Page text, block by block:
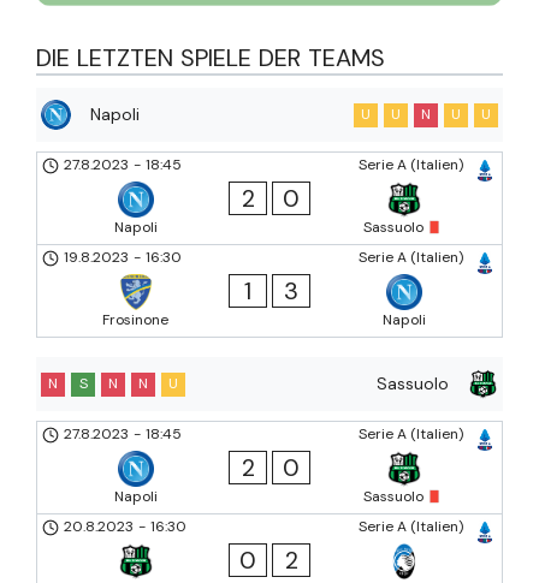
DIE LETZTEN SPIELE DER TEAMS
Napoli U U N U U
Serie A (Italien)
27.8.2023 - 18:45
Napoli
2 0
Sassuolo
Serie A (Italien)
19.8.2023 - 16:30
Frosinone
1 3
Napoli
Sassuolo
N S N N U
Serie A (Italien)
27.8.2023 - 18:45
Napoli
2 0
Sassuolo
Serie A (Italien)
20.8.2023 - 16:30
0 2